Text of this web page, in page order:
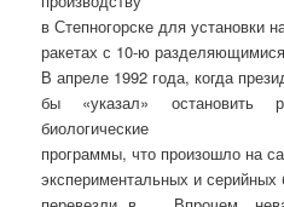
в Степногорске для установки
ракетах с 10-ю
В апреле 1992 года, когда
бы «указал» остановить
биологические
программы, что произошло на
экспериментальных и серийных